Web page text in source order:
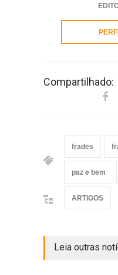
Compartilhado:
frades
paz e bem
ARTIGOS
Leia outras